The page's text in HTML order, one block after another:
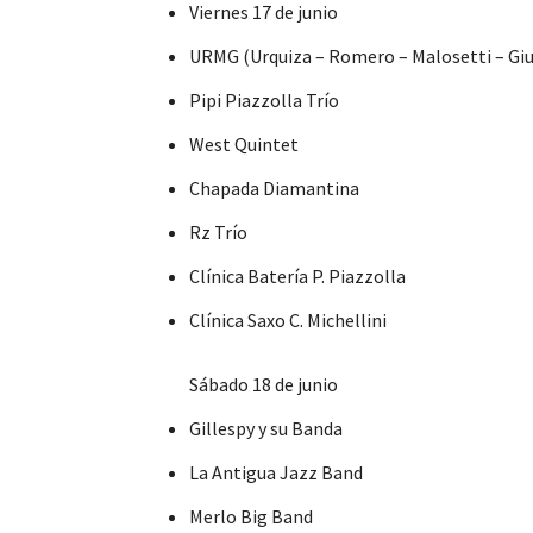
Viernes 17 de junio
URMG (Urquiza – Romero – Malosetti –
Pipi Piazzolla Trío
West Quintet
Chapada Diamantina
Rz Trío
Clínica Batería P. Piazzolla
Clínica Saxo C. Michellini
Sábado 18 de junio
Gillespy y su Banda
La Antigua Jazz Band
Merlo Big Band